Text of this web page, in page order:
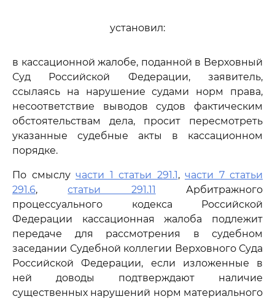
установил:
в кассационной жалобе, поданной в Верховный
Суд Российской Федерации, заявитель,
ссылаясь на нарушение судами норм права,
несоответствие выводов судов фактическим
обстоятельствам дела, просит пересмотреть
указанные судебные акты в кассационном
порядке.
По смыслу части 1 статьи 291.1, части 7 статьи
291.6,статьи 291.11 Арбитражного
процессуального кодекса Российской
Федерации кассационная жалоба подлежит
передаче для рассмотрения в судебном
заседании Судебной коллегии Верховного Суда
Российской Федерации, если изложенные в
ней доводы подтверждают наличие
существенных нарушений норм материального